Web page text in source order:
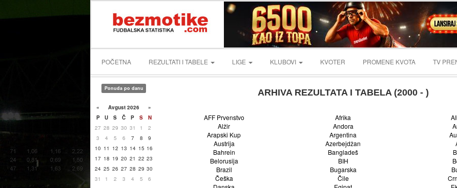
POČETNA REZULTATI I TABELE LIGE KLUBOVI KVOTER PROMENE KVOTA TV
Ponuda po danu
« Avgust 2026
»
P
U S Č P S
N
27 28 29 30 31 1
2
3
4 5 6 7 8
9
10 11 12 13 14 15 16
17 18 19 20 21 22 23
24 25 26 27 28 29 30
31
1 2 3 4 5 6
ARHIVA REZULTATA I TABELA (2000 - )
AFF Prvenstvo Afrika
Alžir
Andora
Arapski Kup
Argentina
Austrija
Azerbejdžan
Bahrein
Bangladeš
Belorusija
BIH
Brazil
Bugarska
Češka
Čile